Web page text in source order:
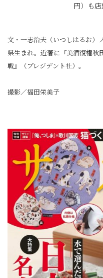
円）も店
文・一志治夫（いつしはるお）
県生まれ。近著に『美酒復権秋
戦』（プレジデント社）。
撮影／福田栄美子